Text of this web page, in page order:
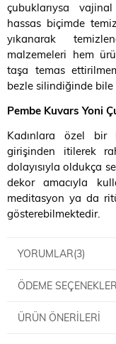
çubuklarıysa
hassas biçimde
yıkanarak
malzemeleri hem
taşa temas
bezle silindiğinde bile
Pembe Kuvars Yoni
Kadınlara özel bir
girişinden itilerek
dolayısıyla oldukça
dekor amacıyla
meditasyon ya da
gösterebilmektedir.
YORUMLAR(3)
ÖDEME
ÜRÜN ÖNERILERI